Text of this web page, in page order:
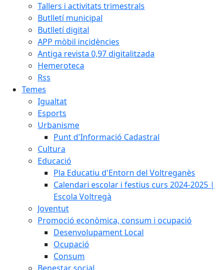
Tallers i activitats trimestrals
Butlletí municipal
Butlletí digital
APP mòbil incidències
Antiga revista 0,97 digitalitzada
Hemeroteca
Rss
Temes
Igualtat
Esports
Urbanisme
Punt d'Informació Cadastral
Cultura
Educació
Pla Educatiu d'Entorn del Voltreganès
Calendari escolar i festius curs 2024-2025 |
Escola Voltregà
Joventut
Promoció econòmica, consum i ocupació
Desenvolupament Local
Ocupació
Consum